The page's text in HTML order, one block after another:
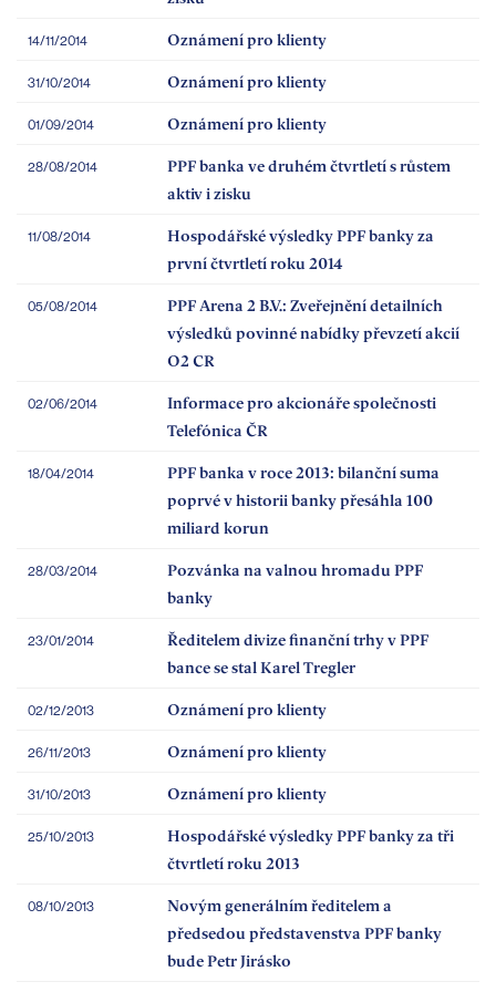
14/11/2014 Oznámení pro klienty
31/10/2014 Oznámení pro klienty
01/09/2014 Oznámení pro klienty
28/08/2014
PPF banka ve druhém čtvrtletí s růstem
aktiv i zisku
11/08/2014
Hospodářské výsledky PPF banky za
první čtvrtletí roku 2014
05/08/2014
PPF Arena 2 B.V.: Zveřejnění detailních
výsledků povinné nabídky převzetí akcií
O2 CR
02/06/2014
Informace pro akcionáře společnosti
Telefónica ČR
18/04/2014
PPF banka v roce 2013: bilanční suma
poprvé v historii banky přesáhla 100
miliard korun
28/03/2014
Pozvánka na valnou hromadu PPF
banky
23/01/2014
Ředitelem divize finanční trhy v PPF
bance se stal Karel Tregler
02/12/2013 Oznámení pro klienty
26/11/2013 Oznámení pro klienty
31/10/2013 Oznámení pro klienty
25/10/2013
Hospodářské výsledky PPF banky za tři
čtvrtletí roku 2013
08/10/2013
Novým generálním ředitelem a
předsedou představenstva PPF banky
bude Petr Jirásko